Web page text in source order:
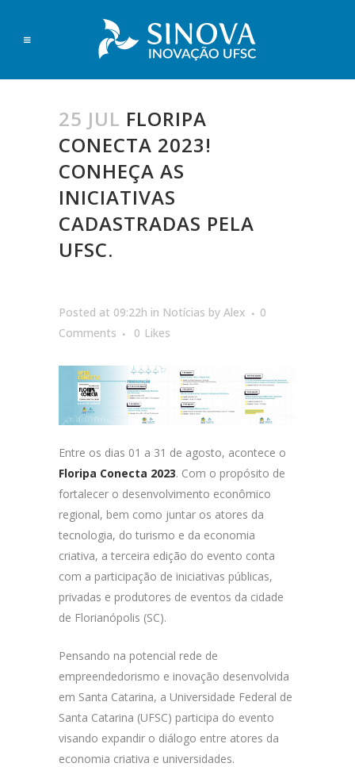
25 JUL FLORIPA
CONECTA 2023!
CONHEÇA AS
INICIATIVAS
CADASTRADAS PELA
UFSC.
Posted at 09:22h in Notícias by Alex
0
Comments
0 Likes
Entre os dias 01 a 31 de agosto, acontece o
Floripa Conecta 2023. Com o propósito de
fortalecer o desenvolvimento econômico
regional, bem como juntar os atores da
tecnologia, do turismo e da economia
criativa, a terceira edição do evento conta
com a participação de iniciativas públicas,
privadas e produtores de eventos da cidade
de Florianópolis (SC).
Pensando na potencial rede de
empreendedorismo e inovação desenvolvida
em Santa Catarina, a Universidade Federal de
Santa Catarina (UFSC) participa do evento
visando expandir o diálogo entre atores da
economia criativa e universidades.